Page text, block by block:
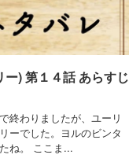
) 第１４話 あらすじ
終わりましたが、ユーリ
ーでした。ヨルのビンタ
ね。 ここま...